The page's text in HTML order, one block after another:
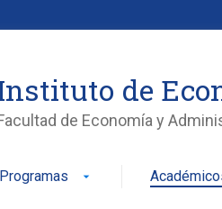
de
de Economía y
Programas arrow_drop_down